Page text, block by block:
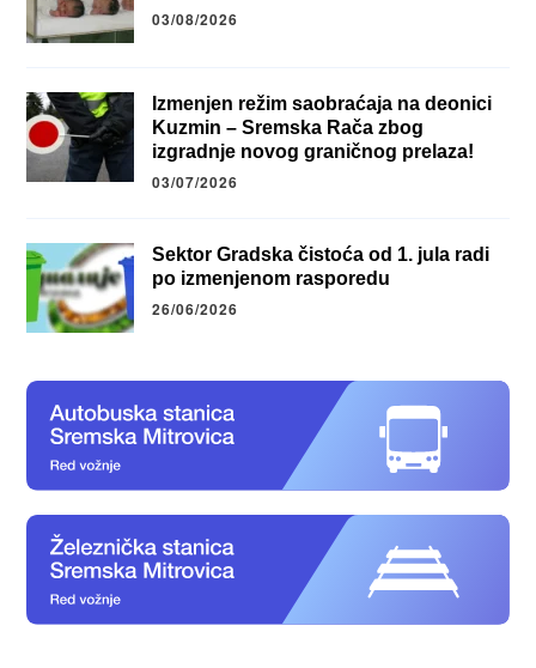
03/08/2026
Izmenjen režim saobraćaja na deonici
Kuzmin – Sremska Rača zbog
izgradnje novog graničnog prelaza!
03/07/2026
Sektor Gradska čistoća od 1. jula radi
po izmenjenom rasporedu
26/06/2026